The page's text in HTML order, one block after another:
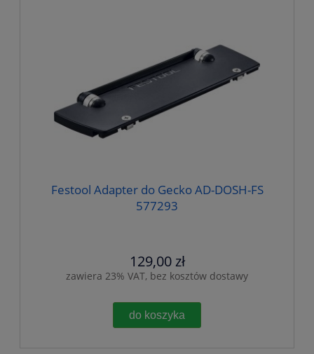
Festool Adapter do Gecko AD-DOSH-FS
577293
129,00 zł
zawiera 23% VAT, bez kosztów dostawy
do koszyka